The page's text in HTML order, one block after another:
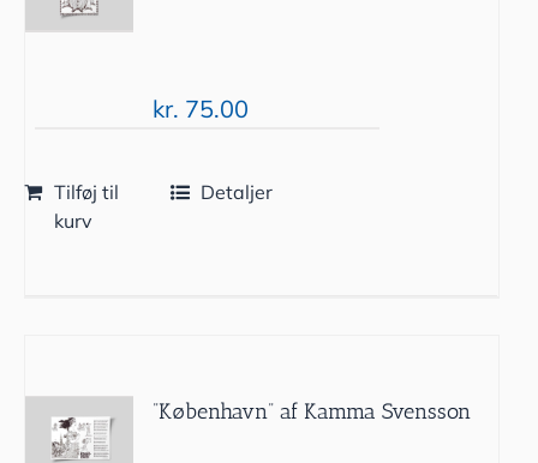
kr. 75.00
Tilføj til
kurv
Detaljer
”København” af Kamma Svensson